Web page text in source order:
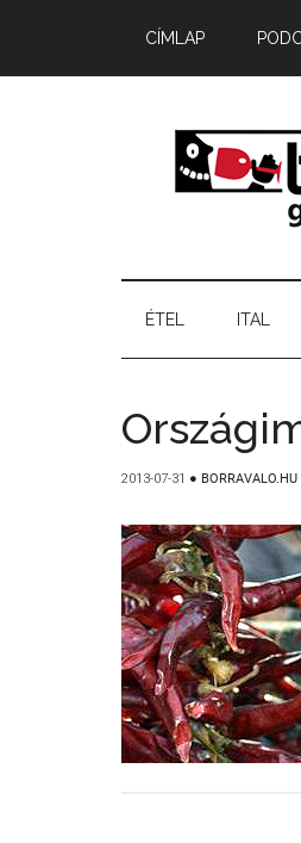
CÍMLAP
ÉTEL ITAL
2013-07-31 ● BORRAVALO.HU